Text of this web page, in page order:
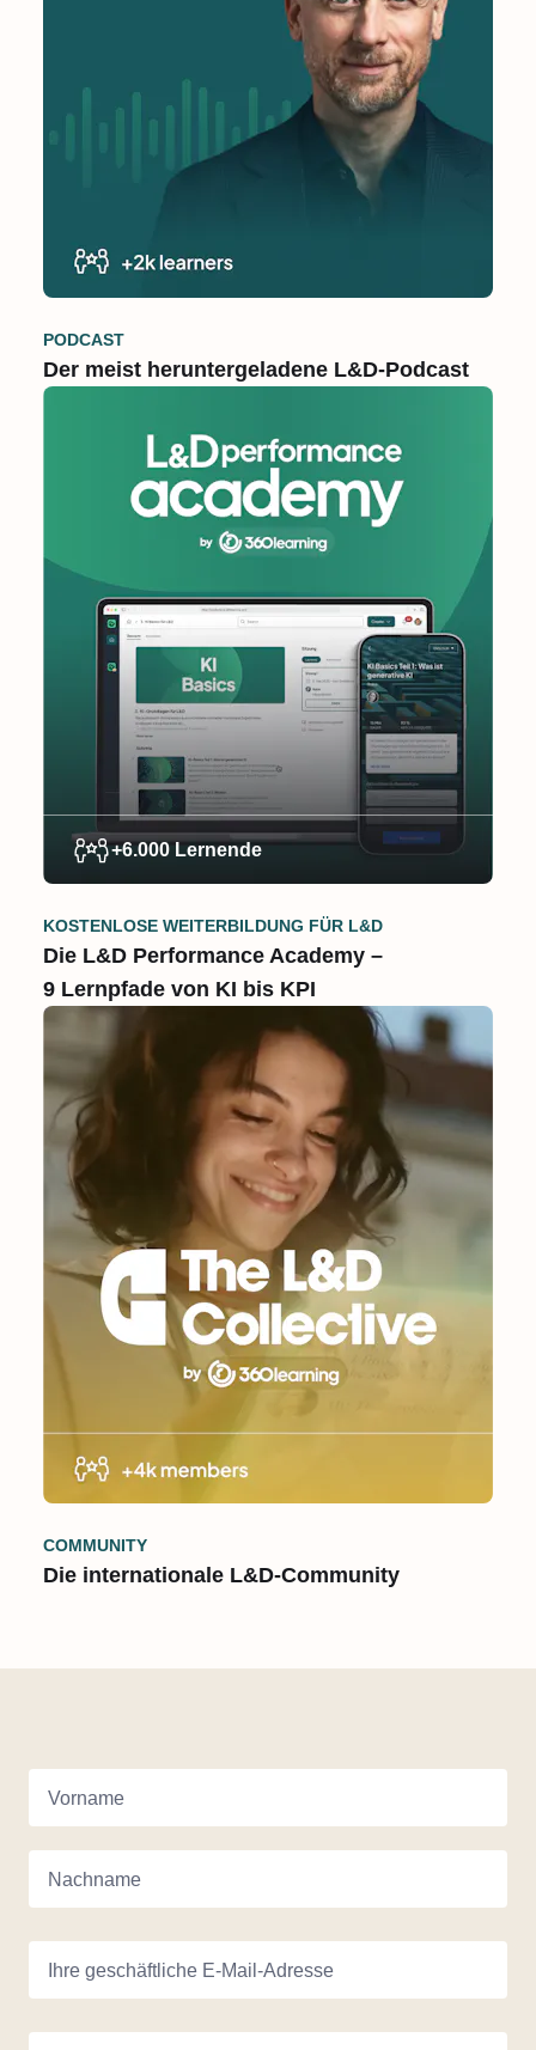
PODCAST
Der meist heruntergeladene L&D-Podcast
+6.000 Lernende
KOSTENLOSE WEITERBILDUNG FÜR L&D
Die L&D Performance Academy –
9 Lernpfade von KI bis KPI
COMMUNITY
Die internationale L&D-Community
Vorname
Nachname
Ihre geschäftliche E-Mail-Adresse